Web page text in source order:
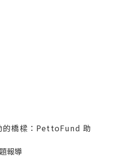
的橋樑：PettoFund 助
報導